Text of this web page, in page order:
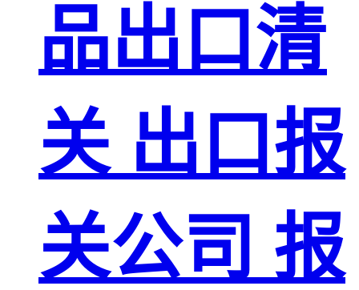
品出口清
关 出口报
关公司 报